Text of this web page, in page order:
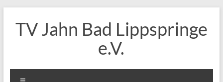
Inhalt
springen
TV Jahn Bad Lippspringe
e.V.